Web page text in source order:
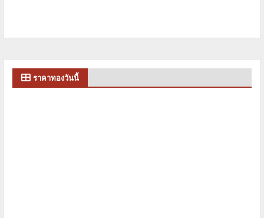
ราคาทองวันนี้